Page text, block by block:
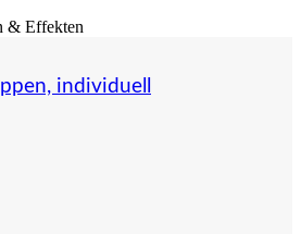
& Effekten
individuell